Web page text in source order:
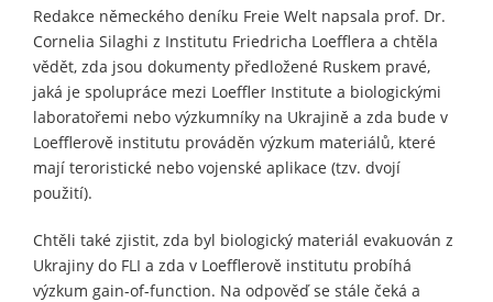
Redakce německého deníku Freie Welt napsala prof. Dr.
Cornelia Silaghi z Institutu Friedricha Loefflera a chtěla
vědět, zda jsou dokumenty předložené Ruskem pravé,
jaká je spolupráce mezi Loeffler Institute a biologickými
laboratořemi nebo výzkumníky na Ukrajině a zda bude v
Loefflerově institutu prováděn výzkum materiálů, které
mají teroristické nebo vojenské aplikace (tzv. dvojí
použití).
Chtěli také zjistit, zda byl biologický materiál evakuován z
Ukrajiny do FLI a zda v Loefflerově institutu probíhá
výzkum gain-of-function. Na odpověď se stále čeká a